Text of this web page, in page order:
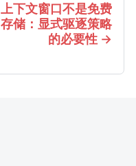
上下文窗口不是免费
存储：显式驱逐策略
的必要性